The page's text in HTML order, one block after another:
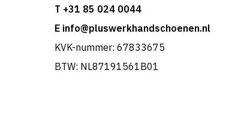
T +31 85 024 0044
E info@pluswerkhandschoenen.nl
KVK-nummer: 67833675
BTW: NL87191561B01